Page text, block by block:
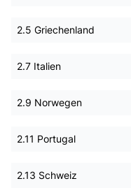
2.5 Griechenland
2.7 Italien
2.9 Norwegen
2.11 Portugal
2.13 Schweiz